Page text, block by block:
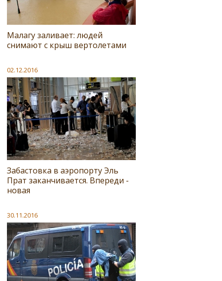
Малагу заливает: людей
снимают с крыш вертолетами
02.12.2016
Забастовка в аэропорту Эль
Прат заканчивается. Впереди -
новая
30.11.2016